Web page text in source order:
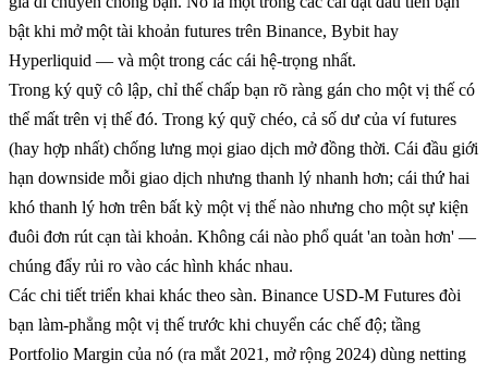
bật khi mở một tài khoản futures trên Binance, Bybit hay
Hyperliquid — và một trong các cái hệ-trọng nhất.
Trong ký quỹ cô lập, chỉ thế chấp bạn rõ ràng gán cho một vị thế có
thể mất trên vị thế đó. Trong ký quỹ chéo, cả số dư của ví futures
(hay hợp nhất) chống lưng mọi giao dịch mở đồng thời. Cái đầu giới
hạn downside mỗi giao dịch nhưng thanh lý nhanh hơn; cái thứ hai
khó thanh lý hơn trên bất kỳ một vị thế nào nhưng cho một sự kiện
đuôi đơn rút cạn tài khoản. Không cái nào phổ quát 'an toàn hơn' —
chúng đẩy rủi ro vào các hình khác nhau.
Các chi tiết triển khai khác theo sàn. Binance USD-M Futures đòi
bạn làm-phẳng một vị thế trước khi chuyển các chế độ; tầng
Portfolio Margin của nó (ra mắt 2021, mở rộng 2024) dùng netting